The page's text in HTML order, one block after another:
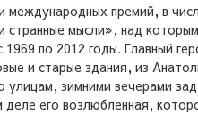
международных премий, в
мысли», над
по 2012 годы. Главный
и старые здания, из
зимними вечерами
его возлюбленная,